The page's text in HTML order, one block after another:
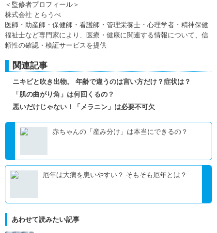
＜監修者プロフィール＞
株式会社 とらうべ
医師・助産師・保健師・看護師・管理栄養士・心理学者・精神保健
福祉士など専門家により、医療・健康に関連する情報について、信
頼性の確認・検証サービスを提供
関連記事
ニキビと吹き出物。 年齢で違うのは言い方だけ？症状は？
「肌の曲がり角」は何回くるの？
悪いだけじゃない！「メラニン」は必要不可欠
赤ちゃんの「産み分け」は本当にできるの？
厄年は大病を患いやすい？ そもそも厄年とは？
あわせて読みたい記事